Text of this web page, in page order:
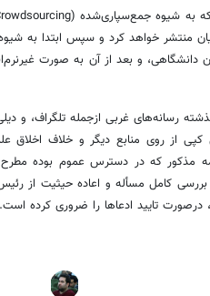
منتشر خواهد کرد و سپس ابتدا به
دانشگاهی، و بعد از آن به صورت
رسانه‌های غربی ازجمله تلگراف، و
کپی از روی منابع دیگر و خلاف
مذکور که در دسترس عموم بوده
کامل مسأله و اعاده حیثیت از
درصورت تایید ادعاها را ضروری کرده است.